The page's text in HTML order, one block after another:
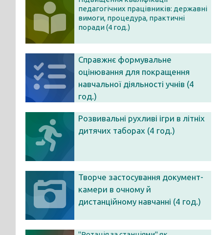
педагогічних працівників: державні
вимоги, процедура, практичні
поради (4 год.)
Справжнє формувальне
оцінювання для покращення
навчальної діяльності учнів (4
год.)
Розвивальні рухливі ігри в літніх
дитячих таборах (4 год.)
Творче застосування документ-
камери в очному й
дистанційному навчанні (4 год.)